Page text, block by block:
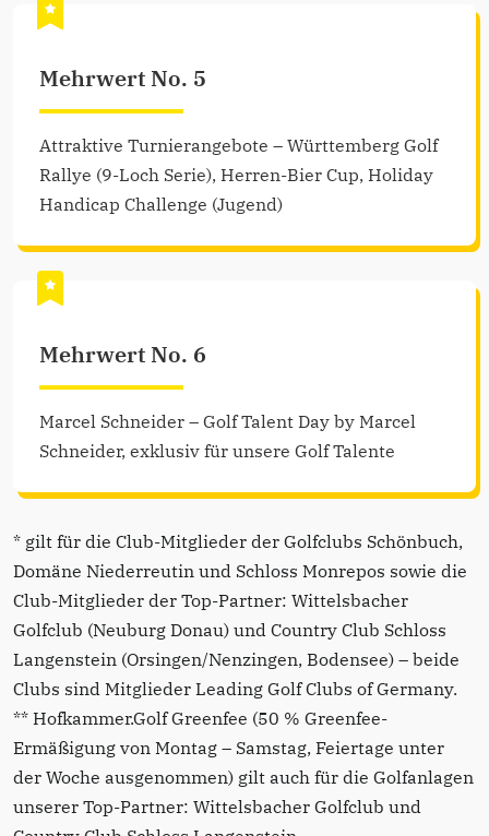
Mehrwert No. 5
Attraktive Turnierangebote – Württemberg Golf
Rallye (9-Loch Serie), Herren-Bier Cup, Holiday
Handicap Challenge (Jugend)
Mehrwert No. 6
Marcel Schneider – Golf Talent Day by Marcel
Schneider, exklusiv für unsere Golf Talente
* gilt für die Club-Mitglieder der Golfclubs Schönbuch,
Domäne Niederreutin und Schloss Monrepos sowie die
Club-Mitglieder der Top-Partner: Wittelsbacher
Golfclub (Neuburg Donau) und Country Club Schloss
Langenstein (Orsingen/Nenzingen, Bodensee) – beide
Clubs sind Mitglieder Leading Golf Clubs of Germany.
** Hofkammer.Golf Greenfee (50 % Greenfee-
Ermäßigung von Montag – Samstag, Feiertage unter
der Woche ausgenommen) gilt auch für die Golfanlagen
unserer Top-Partner: Wittelsbacher Golfclub und